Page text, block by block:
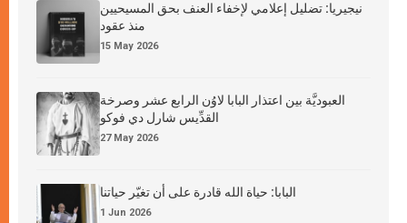
نيجيريا: تضليل إعلامي لإخفاء العنف بحق المسيحيين
منذ عقود
15 May 2026
العبوديَّة بين اعتذار البابا لاوُن الرابع عشر وصرخة
القدِّيس شارل دي فوكو
27 May 2026
البابا: حياة الله قادرة على أن تغيّر حياتنا
1 Jun 2026